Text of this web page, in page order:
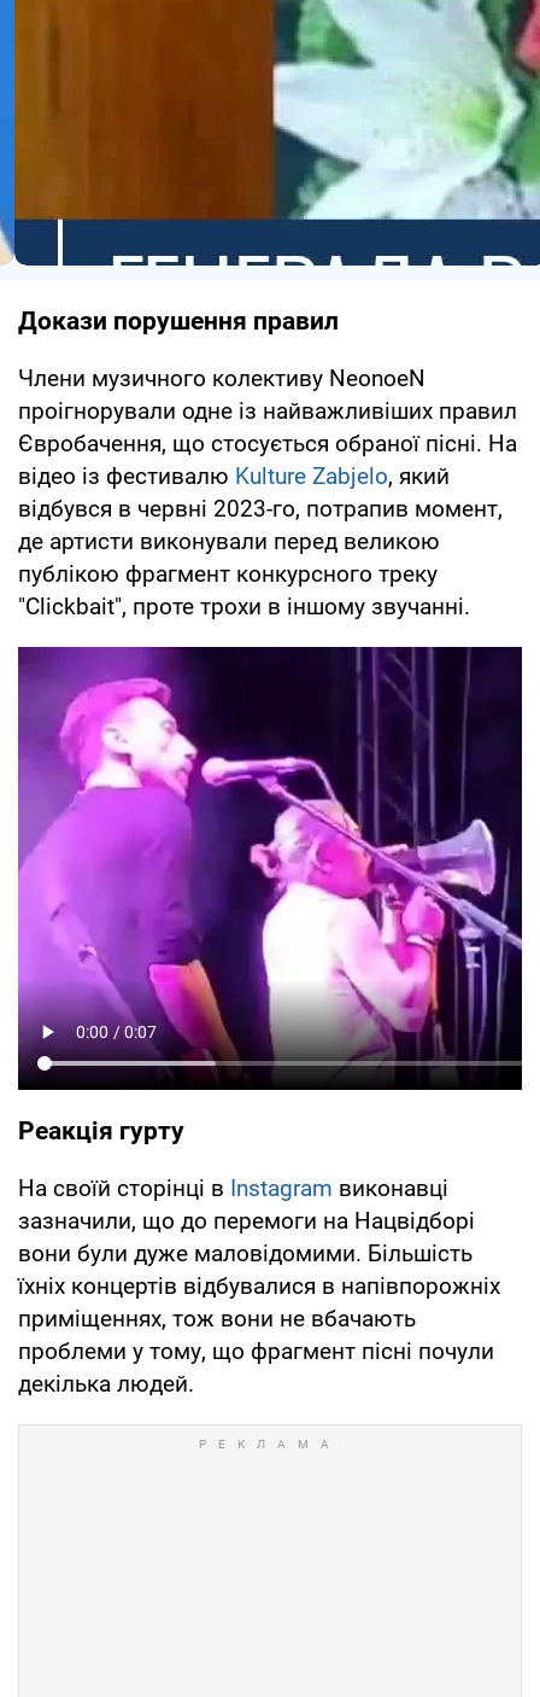
Докази порушення правил
Члени музичного колективу NeonoeN
проігнорували одне із найважливіших правил
Євробачення, що стосується обраної пісні. На
відео із фестивалю Kulture Zabjelo, який
відбувся в червні 2023-го, потрапив момент,
де артисти виконували перед великою
публікою фрагмент конкурсного треку
"Clickbait", проте трохи в іншому звучанні.
Реакція гурту
На своїй сторінці в Instagram виконавці
зазначили, що до перемоги на Нацвідборі
вони були дуже маловідомими. Більшість
їхніх концертів відбувалися в напівпорожніх
приміщеннях, тож вони не вбачають
проблеми у тому, що фрагмент пісні почули
декілька людей.